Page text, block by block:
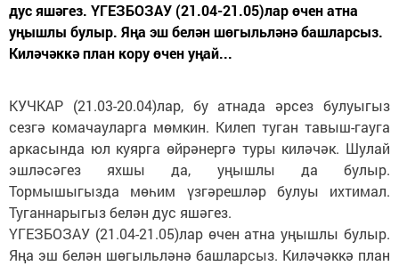
дус яшәгез. ҮГЕЗБОЗАУ (21.04-21.05)лар өчен атна
уңышлы булыр. Яңа эш белән шөгыльләнә башларсыз.
Киләчәккә план кору өчен уңай...
КУЧКАР (21.03-20.04)лар, бу атнада әрсез булуыгыз
сезгә комачауларга мөмкин. Килеп туган тавыш-гауга
аркасында юл куярга өйрәнергә туры киләчәк. Шулай
эшләсәгез яхшы да, уңышлы да булыр.
Тормышыгызда мөһим үзгәрешләр булуы ихтимал.
Туганнарыгыз белән дус яшәгез.
ҮГЕЗБОЗАУ (21.04-21.05)лар өчен атна уңышлы булыр.
Яңа эш белән шөгыльләнә башларсыз. Киләчәккә план